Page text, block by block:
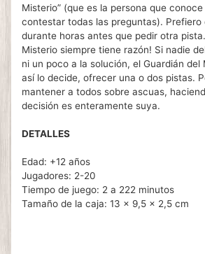
Misterio” (que es la persona que
contestar todas las preguntas). Prefiero
durante horas antes que pedir otra pista.
Misterio siempre tiene razón! Si nadie
ni un poco a la solución, el Guardián del
así lo decide, ofrecer una o dos pistas.
mantener a todos sobre ascuas,
decisión es enteramente suya.
DETALLES
Edad: +12 años
Jugadores: 2-20
Tiempo de juego: 2 a 222 minutos
Tamaño de la caja: 13 x 9,5 x 2,5 cm